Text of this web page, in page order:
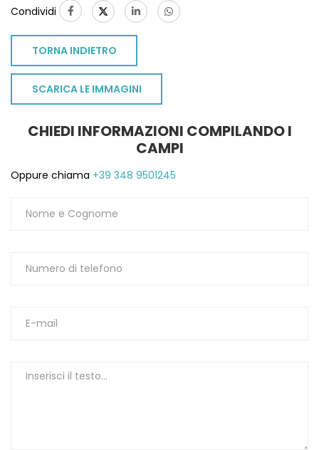
Condividi
TORNA INDIETRO
SCARICA LE IMMAGINI
CHIEDI INFORMAZIONI COMPILANDO I
CAMPI
Oppure chiama +39 348 9501245